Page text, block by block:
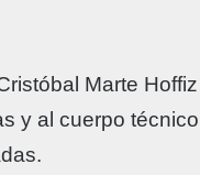
Marte
y al cuerpo